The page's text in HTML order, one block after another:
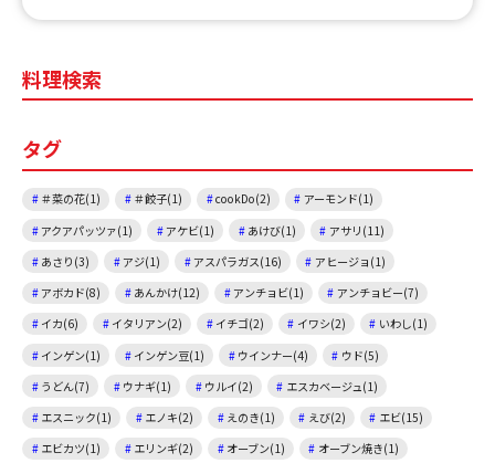
料理検索
タグ
＃菜の花(1) ＃餃子(1) cookDo(2)
アーモンド(1)
アクアパッツァ(1)
アケビ(1) あけび(1)
アサリ(11)
あさり(3)
アジ(1) アスパラガス(16)
アヒージョ(1)
アボカド(8)
あんかけ(12) アンチョビ(1)
アンチョビー(7)
イカ(6)
イタリアン(2) イチゴ(2) イワシ(2)
いわし(1)
インゲン(1)
インゲン豆(1) ウインナー(4)
ウド(5)
うどん(7)
ウナギ(1) ウルイ(2)
エスカベージュ(1)
エスニック(1)
エノキ(2) えのき(1) えび(2)
エビ(15)
エビカツ(1)
エリンギ(2) オーブン(1)
オーブン焼き(1)